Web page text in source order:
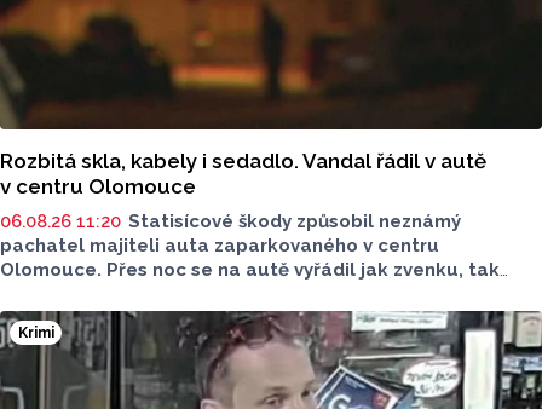
Rozbitá skla, kabely i sedadlo. Vandal řádil v autě
v centru Olomouce
06.08.26 11:20 Statisícové škody způsobil neznámý
pachatel majiteli auta zaparkovaného v centru
Olomouce. Přes noc se na autě vyřádil jak zvenku, tak
hodinách o ní informovala tisková mluvčí Marie Šafářová.
Pachateli hrozí i vězení.
Krimi